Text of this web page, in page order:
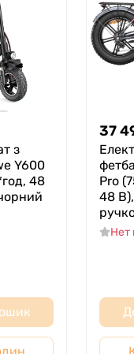
з
Y600
48
37
Pro
48
Нет